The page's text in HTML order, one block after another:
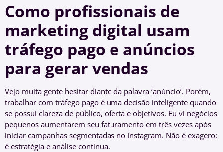
Como profissionais de
marketing digital usam
tráfego pago e anúncios
para gerar vendas
Vejo muita gente hesitar diante da palavra ‘anúncio’. Porém,
trabalhar com tráfego pago é uma decisão inteligente quando
se possui clareza de público, oferta e objetivos. Eu vi negócios
pequenos aumentarem seu faturamento em três vezes após
iniciar campanhas segmentadas no Instagram. Não é exagero:
é estratégia e análise contínua.